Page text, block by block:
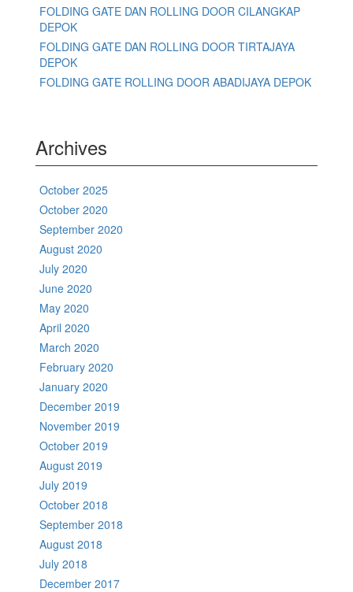
FOLDING GATE DAN ROLLING DOOR CILANGKAP
DEPOK
FOLDING GATE DAN ROLLING DOOR TIRTAJAYA
DEPOK
FOLDING GATE ROLLING DOOR ABADIJAYA DEPOK
Archives
October 2025
October 2020
September 2020
August 2020
July 2020
June 2020
May 2020
April 2020
March 2020
February 2020
January 2020
December 2019
November 2019
October 2019
August 2019
July 2019
October 2018
September 2018
August 2018
July 2018
December 2017